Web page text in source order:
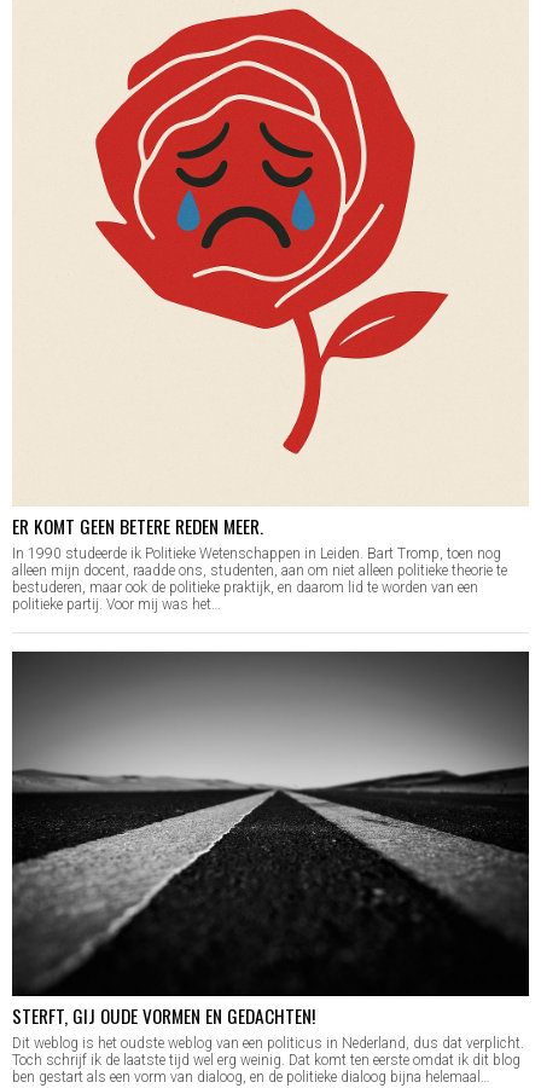
ER KOMT GEEN BETERE REDEN MEER.
In 1990 studeerde ik Politieke Wetenschappen in Leiden. Bart Tromp, toen nog
alleen mijn docent, raadde ons, studenten, aan om niet alleen politieke theorie te
bestuderen, maar ook de politieke praktijk, en daarom lid te worden van een
politieke partij. Voor mij was het…
STERFT, GIJ OUDE VORMEN EN GEDACHTEN!
Dit weblog is het oudste weblog van een politicus in Nederland, dus dat verplicht.
Toch schrijf ik de laatste tijd wel erg weinig. Dat komt ten eerste omdat ik dit blog
ben gestart als een vorm van dialoog, en de politieke dialoog bijna helemaal…